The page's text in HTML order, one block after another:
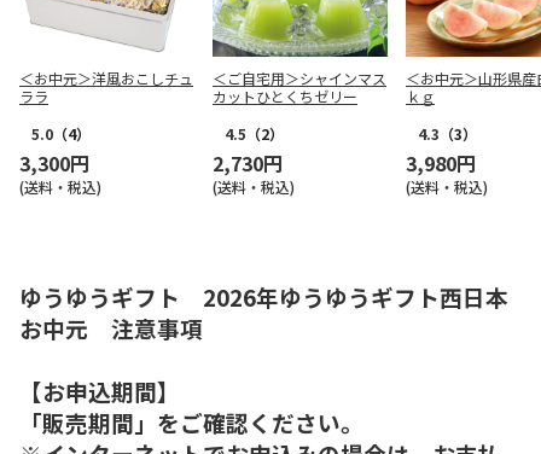
＜お中元＞洋風おこしチュ
ララ
5.0 （4）
3,300円
(送料・税込)
＜ご自宅用＞シャインマス
カットひとくちゼリー
4.5 （2）
2,730円
(送料・税込)
＜お中元＞山形県産
ｋｇ
4.3 （3）
3,980円
(送料・税込)
ゆうゆうギフト 2026年ゆうゆうギフト西日本
お中元 注意事項
【お申込期間】
「販売期間」をご確認ください。